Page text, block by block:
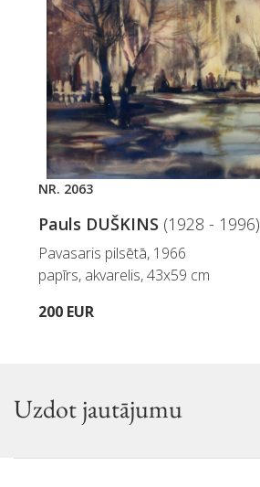
NR. 2063
Pauls DUŠKINS (1928 - 1996)
Pavasaris pilsētā, 1966
papīrs, akvarelis, 43x59 cm
200 EUR
Uzdot jautājumu